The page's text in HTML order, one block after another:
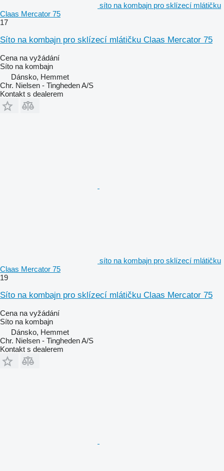
síto na kombajn pro sklízecí mlátičku
Claas Mercator 75
17
Síto na kombajn pro sklízecí mlátičku Claas Mercator 75
Cena na vyžádání
Síto na kombajn
Dánsko, Hemmet
Chr. Nielsen - Tingheden A/S
Kontakt s dealerem
síto na kombajn pro sklízecí mlátičku
Claas Mercator 75
19
Síto na kombajn pro sklízecí mlátičku Claas Mercator 75
Cena na vyžádání
Síto na kombajn
Dánsko, Hemmet
Chr. Nielsen - Tingheden A/S
Kontakt s dealerem